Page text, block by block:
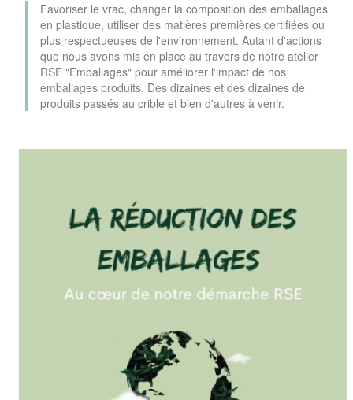
Favoriser le vrac, changer la composition des emballages
en plastique, utiliser des matières premières certifiées ou
plus respectueuses de l'environnement. Autant d'actions
que nous avons mis en place au travers de notre atelier
RSE "Emballages" pour améliorer l'impact de nos
emballages produits. Des dizaines et des dizaines de
produits passés au crible et bien d'autres à venir.